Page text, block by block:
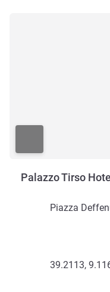
Palazzo Tirso
Piazza
39.2113,